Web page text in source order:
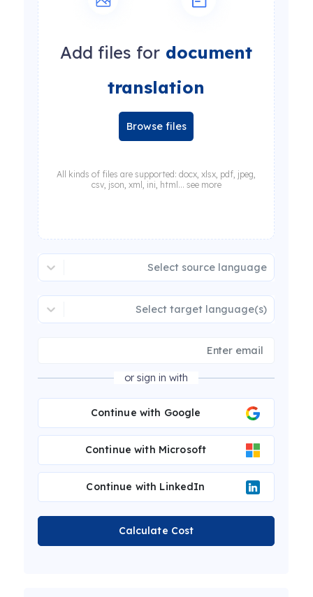
Add files for document
translation
Browse files
All kinds of files are supported: docx, xlsx, pdf, jpeg,
csv, json, xml, ini, html... see more
Select source language
Select target language(s)
or sign in with
Continue with Google
Continue with Microsoft
Continue with LinkedIn
Calculate Cost